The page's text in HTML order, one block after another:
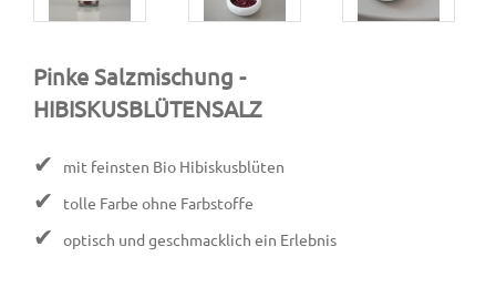
Pinke Salzmischung -
HIBISKUSBLÜTENSALZ
✔ mit feinsten Bio Hibiskusblüten
✔ tolle Farbe ohne Farbstoffe
✔ optisch und geschmacklich ein Erlebnis